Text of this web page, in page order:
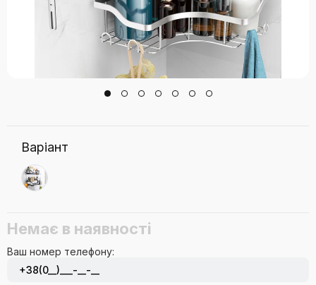
Варіант
Немає в наявності
Ваш номер телефону: